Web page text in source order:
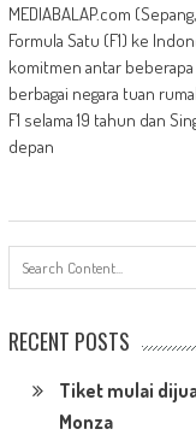
MEDIABALAP.com
Formula Satu (F1) ke
komitmen antar beberapa
berbagai negara tuan
F1 selama 19 tahun dan
depan
RECENT POSTS
Tiket mulai
Monza